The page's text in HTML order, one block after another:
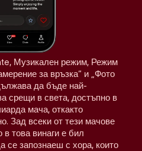
Музикален режим, Режим
за връзка“ и „Фото
да бъде най-
срещи в света, достъпно в
мача, откакто
Зад всеки от тези мачове
в това винаги е бил
се запознаеш с хора, които